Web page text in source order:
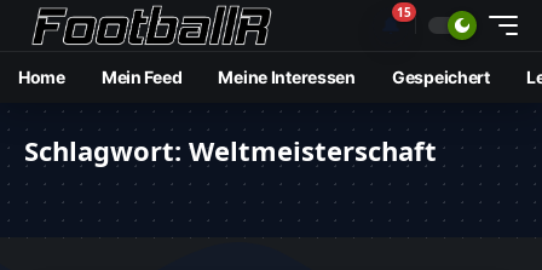
🔔15
Home Mein Feed Meine Interessen Gespeichert
Schlagwort: Weltmeisterschaft